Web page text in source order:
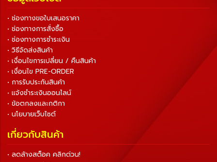
• ช่องทางขอใบเสนอราคา
• ช่องทางการสั่งซื้อ
• ช่องทางการชำระเงิน
• วิธีจัดส่งสินค้า
• เงื่อนไขการเปลี่ยน / คืนสินค้า
• เงื่อนไข PRE-ORDER
• การรับประกันสินค้า
• แจ้งชำระเงินออนไลน์
• ข้อตกลงและกติกา
• นโยบายเว็บไซต์
เกี่ยวกับสินค้า
• ลดล้างสต็อค คลิกด่วน!